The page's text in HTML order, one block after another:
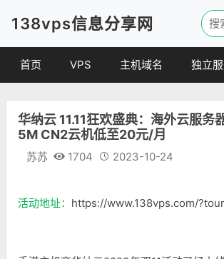
138vps信息分享网
首页 VPS
便宜VPS
VPS评测
主机域名
虚拟主机
独立
华纳云 11.11狂欢盛典：海外云服务
5M CN2云机低至20元/月
苏苏 1704 2023-10-24
活动地址： https://www.138vps.com/